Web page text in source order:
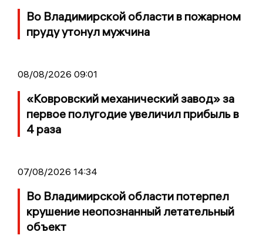
Во Владимирской области в пожарном
пруду утонул мужчина
08/08/2026 09:01
«Ковровский механический завод» за
первое полугодие увеличил прибыль в
4 раза
07/08/2026 14:34
Во Владимирской области потерпел
крушение неопознанный летательный
объект